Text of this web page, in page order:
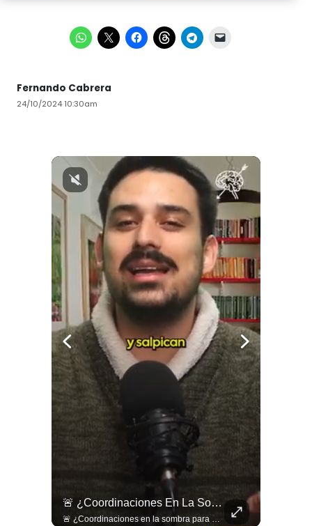
Fernando Cabrera
24/10/2024 10:30am
🚨 ¿Coordinaciones En La Sombra Para Blindar Una Candidatura Presidencial?
🚨 ¿Coordinaciones en la sombra para blindar una candidatura presidencial? Nuevos chats salpican a Andrés Chadwick. 🇨🇱⚖️ Mensajes incautados por la Fiscalía revelan que el exministro operó junto a Luis Hermosilla para preparar a testigos clave en la causa por coimas de LAN en 2009. Las conversaciones desmienten la versión de Chadwick sobre haberse enterado del caso por la prensa, exponiendo una estrategia judicial y comunicacional para evitar que el escándalo de información privilegiada y pagos indebidos afectara la carrera de Sebastián Piñera a La Moneda. 📲💣 🎥 Revisa el desglose completo de los chats y los detalles del reportaje en elciudadano.com 🔗 (Link en la biografía). ¿Qué impacto crees que tienen estas revelaciones en la trastienda del poder político? Te leemos en los comentarios. 💬👇🏼